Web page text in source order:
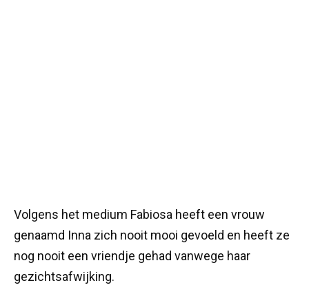
Volgens het medium Fabiosa heeft een vrouw
genaamd Inna zich nooit mooi gevoeld en heeft ze
nog nooit een vriendje gehad vanwege haar
gezichtsafwijking.